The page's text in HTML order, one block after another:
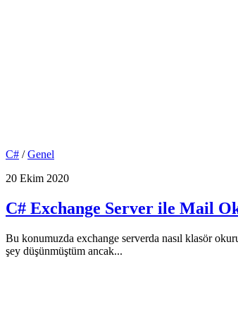
C# /Genel
20 Ekim 2020
C# Exchange Server ile Mail
Bu konumuzda exchange serverda nasıl klasör
şey düşünmüştüm ancak...